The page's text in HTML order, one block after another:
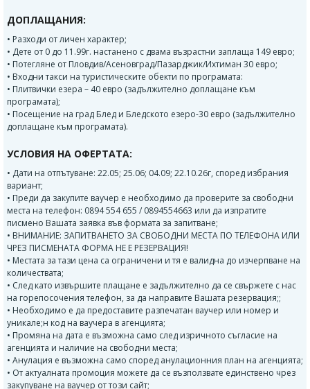
ДОПЛАЩАНИЯ:
• Разходи от личен характер;
• Дете от 0 до 11.99г. настанено с двама възрастни заплаща 149 евро;
• Потегляне от Пловдив/Асеновград/Пазарджик/Ихтиман 30 евро;
• Входни такси на туристическите обекти по програмата:
• Плитвички езера – 40 евро (задължително доплащане към
програмата);
• Посещение на град Блед и Бледското езеро-30 евро (задължително
доплащане към програмата).
УСЛОВИЯ НА ОФЕРТАТА:
• Дати на отпътуване: 22.05; 25.06; 04.09; 22.10.26г, според избрания
вариант;
• Преди да закупите ваучер е необходимо да проверите за свободни
места на телефон: 0894 554 655 / 0894554663 или да изпратите
писмено Вашата заявка във формата за запитване;
• ВНИМАНИЕ: ЗАПИТВАНЕТО ЗА СВОБОДНИ МЕСТА ПО ТЕЛЕФОНА ИЛИ
ЧРЕЗ ПИСМЕНАТА ФОРМА НЕ Е РЕЗЕРВАЦИЯ!
• Местата за тази цена са ограничени и тя е валидна до изчерпване на
количествата;
• След като извършите плащане е задължително да се свържете с нас
на горепосочения телефон, за да направите Вашата резервация;;
• Необходимо е да предоставите разпечатан ваучер или номер и
уникале;н код на ваучера в агенцията;
• Промяна на дата е възможна само след изричното съгласие на
агенцията и наличие на свободни места;
• Анулация е възможна само според анулационния план на агенцията;
• От актуалната промоция можете да се възползвате единствено чрез
закупуване на ваучер от този сайт;